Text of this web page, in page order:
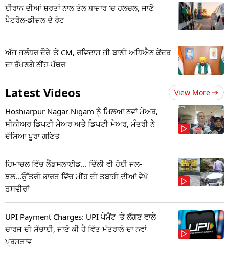
ਈਰਾਨ ਦੀਆਂ ਸ਼ਰਤਾਂ ਨਾਲ ਤੇਲ ਬਾਜ਼ਾਰ 'ਚ ਹਲਚਲ, ਜਾਣੋ
ਪੈਟਰੋਲ-ਡੀਜ਼ਲ ਦੇ ਰੇਟ
ਅੱਜ ਜਲੰਧਰ ਦੌਰੇ 'ਤੇ CM, ਰਵਿਦਾਸ ਜੀ ਬਾਣੀ ਅਧਿਐਨ ਕੇਂਦਰ
ਦਾ ਰੱਖਣਗੇ ਨੀਂਹ-ਪੱਥਰ
Latest Videos View More
Hoshiarpur Nagar Nigam ਨੂੰ ਮਿਲਆ ਨਵਾਂ ਮੇਅਰ,
ਸੀਨੀਅਰ ਡਿਪਟੀ ਮੇਅਰ ਅਤੇ ਡਿਪਟੀ ਮੇਅਰ, ਮੰਤਰੀ ਨੇ
ਦੱਸਿਆ ਪੂਰਾ ਗਣਿਤ
ਹਿਮਾਚਲ ਵਿੱਚ ਲੈਂਡਸਲਾਈਡ... ਦਿੱਲੀ ਵੀ ਹੋਈ ਜਲ-
ਥਲ...ਉੱਤਰੀ ਭਾਰਤ ਵਿੱਚ ਮੀਂਹ ਦੀ ਤਬਾਹੀ ਦੀਆਂ ਵੇਖੋ
ਤਸਵੀਰਾਂ
UPI Payment Charges: UPI ਪੇਮੈਂਟ 'ਤੇ ਲੱਗਣ ਵਾਲੇ
ਚਾਰਜ ਦੀ ਸੱਚਾਈ, ਜਾਣੋ ਕੀ ਹੈ ਵਿੱਤ ਮੰਤਰਾਲੇ ਦਾ ਨਵਾਂ
ਪ੍ਰਸਤਾਵ